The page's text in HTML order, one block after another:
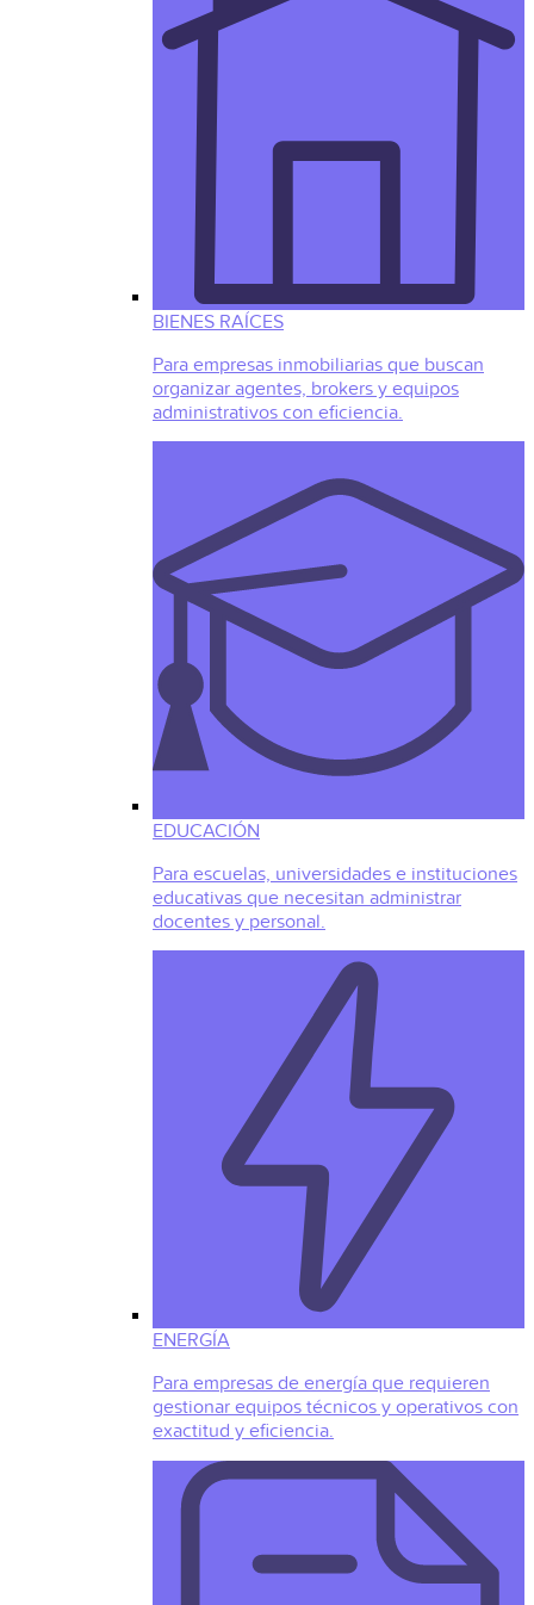
BIENES RAÍCES
Para empresas inmobiliarias que buscan
organizar agentes, brokers y equipos
administrativos con eficiencia.
EDUCACIÓN
Para escuelas, universidades e instituciones
educativas que necesitan administrar
docentes y personal.
ENERGÍA
Para empresas de energía que requieren
gestionar equipos técnicos y operativos con
exactitud y eficiencia.